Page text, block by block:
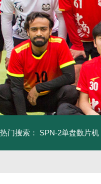
热门搜索： SPN-2单盘数片机